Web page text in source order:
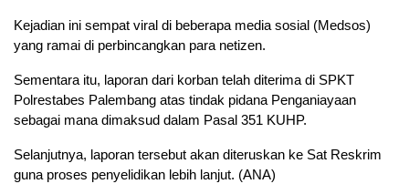
Kejadian ini sempat viral di beberapa media sosial (Medsos)
yang ramai di perbincangkan para netizen.
Sementara itu, laporan dari korban telah diterima di SPKT
Polrestabes Palembang atas tindak pidana Penganiayaan
sebagai mana dimaksud dalam Pasal 351 KUHP.
Selanjutnya, laporan tersebut akan diteruskan ke Sat Reskrim
guna proses penyelidikan lebih lanjut. (ANA)